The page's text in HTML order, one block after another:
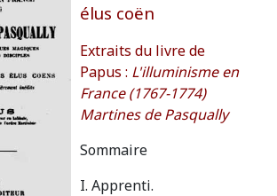
élus coën
Extraits du livre de
Papus : L'illuminisme en
France (1767-1774)
Martines de Pasqually
Sommaire
I. Apprenti.